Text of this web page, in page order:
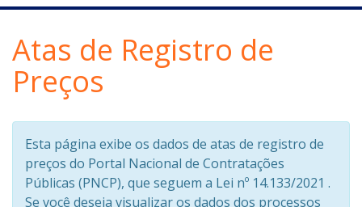
Atas de Registro de
Preços
Esta página exibe os dados de atas de registro de
preços do Portal Nacional de Contratações
Públicas (PNCP), que seguem a Lei nº 14.133/2021 .
Se você deseja visualizar os dados dos processos